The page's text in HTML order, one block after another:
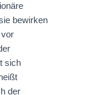
bewirken
sich
der